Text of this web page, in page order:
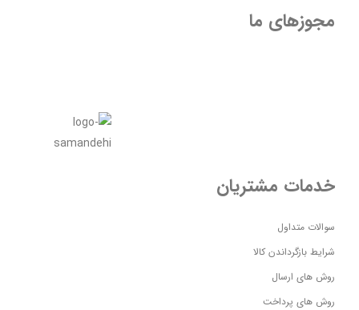
مجوزهای ما
خدمات مشتریان
سوالات متداول
شرایط بازگرداندن کالا
روش های ارسال
روش های پرداخت